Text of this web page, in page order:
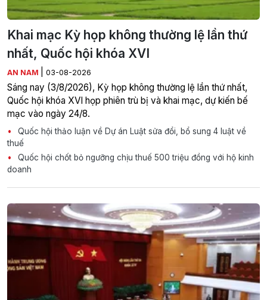
Khai mạc Kỳ họp không thường lệ lần thứ
nhất, Quốc hội khóa XVI
AN NAM 03-08-2026
Sáng nay (3/8/2026), Kỳ họp không thường lệ lần thứ nhất,
Quốc hội khóa XVI họp phiên trù bị và khai mạc, dự kiến bế
mạc vào ngày 24/8.
Quốc hội thảo luận về Dự án Luật sửa đổi, bổ sung 4 luật về
thuế
Quốc hội chốt bỏ ngưỡng chịu thuế 500 triệu đồng với hộ kinh
doanh